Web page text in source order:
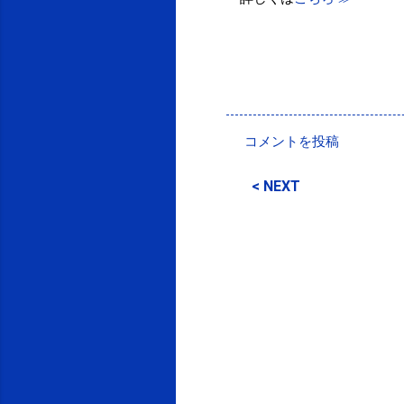
メ
コメントを投稿
< NEXT